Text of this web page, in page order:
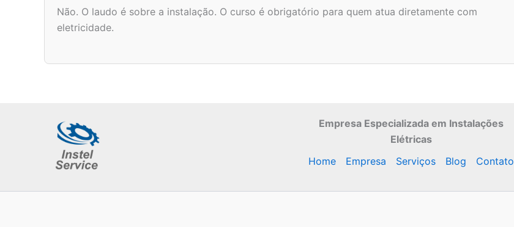
Não. O laudo é sobre a instalação. O curso é obrigatório para quem atua diretamente com
eletricidade.
Empresa Especializada em Instalações
Elétricas
Home
Empresa Serviços Blog Contato